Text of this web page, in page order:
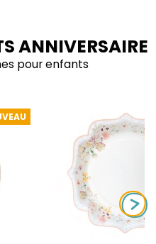
ANNIVERSAIRE
pour enfants